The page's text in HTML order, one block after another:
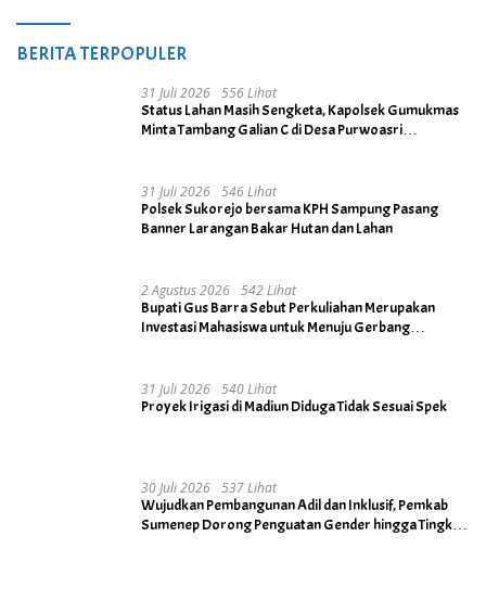
BERITA TERPOPULER
31 Juli 2026 556 Lihat
Status Lahan Masih Sengketa, Kapolsek Gumukmas
Minta Tambang Galian C di Desa Purwoasri
31 Juli 2026 546 Lihat
Polsek Sukorejo bersama KPH Sampung Pasang
Banner Larangan Bakar Hutan dan Lahan
2 Agustus 2026 542 Lihat
Bupati Gus Barra Sebut Perkuliahan Merupakan
Investasi Mahasiswa untuk Menuju Gerbang
31 Juli 2026 540 Lihat
Proyek Irigasi di Madiun Diduga Tidak Sesuai Spek
30 Juli 2026 537 Lihat
Wujudkan Pembangunan Adil dan Inklusif, Pemkab
Sumenep Dorong Penguatan Gender hingga Tingkat